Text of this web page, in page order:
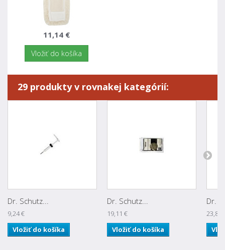
11,14 €
Vložiť do košíka
29 produkty v rovnakej kategórií:
Dr. Schutz...
9,24 €
Vložiť do košíka
Dr. Schutz...
19,11 €
Vložiť do košíka
Dr.
23,81